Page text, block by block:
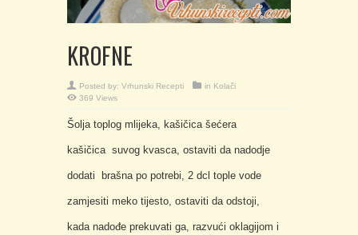
KROFNE
Posted by: Vrhunski Recepti in Kolači
369 Views
Šolja toplog mlijeka, kašičica šećera
kašičica suvog kvasca, ostaviti da nadodje
dodati brašna po potrebi, 2 dcl tople vode
zamjesiti meko tijesto, ostaviti da odstoji,
kada nadođe prekuvati ga, razvući oklagijom i